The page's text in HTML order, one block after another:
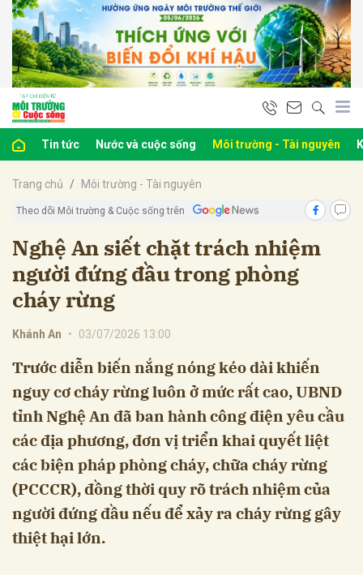
Tin tức Nước và cuộc sống Môi trường - Tài nguyên
Trang chủ Môi trường - Tài nguyên
Theo dõi Môi trường & Cuộc sống trên
Nghệ An siết chặt trách nhiệm
người đứng đầu trong phòng
cháy rừng
Khánh An • 03/07/2026 13:00
Trước diễn biến nắng nóng kéo dài khiến
nguy cơ cháy rừng luôn ở mức rất cao, UBND
tỉnh Nghệ An đã ban hành công điện yêu cầu
các địa phương, đơn vị triển khai quyết liệt
các biện pháp phòng cháy, chữa cháy rừng
(PCCCR), đồng thời quy rõ trách nhiệm của
người đứng đầu nếu để xảy ra cháy rừng gây
thiệt hại lớn.
luận
Hủy